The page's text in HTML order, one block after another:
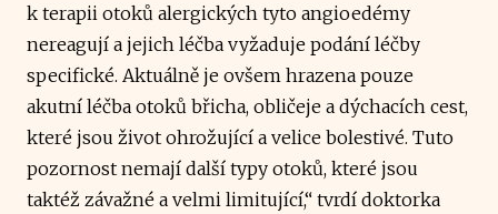
k terapii otoků alergických tyto angioedémy
nereagují a jejich léčba vyžaduje podání léčby
specifické. Aktuálně je ovšem hrazena pouze
akutní léčba otoků břicha, obličeje a dýchacích cest,
které jsou život ohrožující a velice bolestivé. Tuto
pozornost nemají další typy otoků, které jsou
taktéž závažné a velmi limitující,“ tvrdí doktorka